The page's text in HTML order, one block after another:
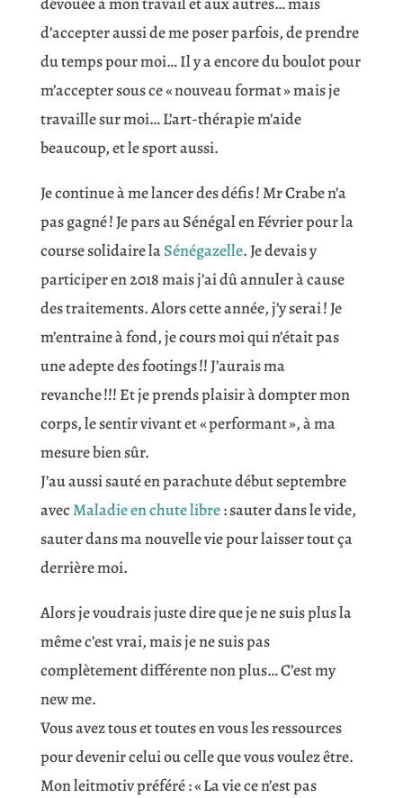
d’accepter aussi de me poser parfois, de prendre
du temps pour moi… Il y a encore du boulot pour
m’accepter sous ce « nouveau format » mais je
travaille sur moi… L’art-thérapie m’aide
beaucoup, et le sport aussi.
Je continue à me lancer des défis ! Mr Crabe n’a
pas gagné ! Je pars au Sénégal en Février pour la
course solidaire laSénégazelle. Je devais y
participer en 2018 mais j’ai dû annuler à cause
des traitements. Alors cette année, j’y serai ! Je
m’entraine à fond, je cours moi qui n’était pas
une adepte des footings !! J’aurais ma
revanche !!! Et je prends plaisir à dompter mon
corps, le sentir vivant et « performant », à ma
mesure bien sûr.
J’au aussi sauté en parachute début septembre
avecMaladie en chute libre: sauter dans le vide,
sauter dans ma nouvelle vie pour laisser tout ça
derrière moi.
Alors je voudrais juste dire que je ne suis plus la
même c’est vrai, mais je ne suis pas
complètement différente non plus… C’est my
new me.
Vous avez tous et toutes en vous les ressources
pour devenir celui ou celle que vous voulez être.
Mon leitmotiv préféré : « La vie ce n’est pas